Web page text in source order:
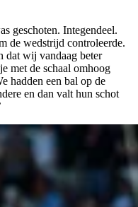
geschoten. Integendeel.
de wedstrijd controleerde.
dat wij vandaag beter
met de schaal omhoog
hadden een bal op de
en dan valt hun schot